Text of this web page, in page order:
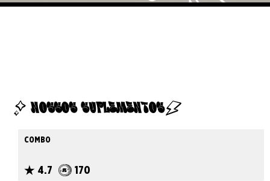
NOSSOS SUPLEMENTOS
COMBO
4.7 170